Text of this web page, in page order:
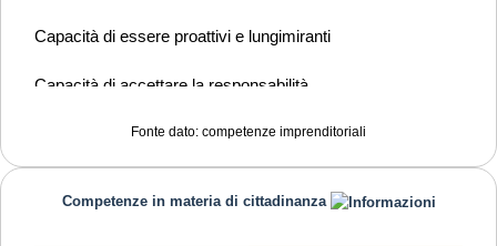
Capacità di favorire il proprio benessere fisico ed emotivo
Capacità di essere proattivi e lungimiranti
Capacità di accettare la responsabilità
Fonte dato: competenze imprenditoriali
Competenze in materia di cittadinanza